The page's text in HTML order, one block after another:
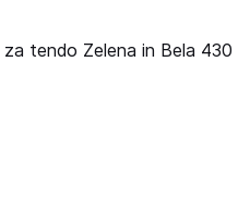
tendo Zelena in Bela 430